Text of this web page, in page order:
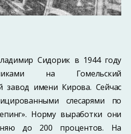
Сидорик в 1944 году
на Гомельский
завод имени Кирова. Сейчас
слесарями по
Норму выработки они
до 200 процентов. На